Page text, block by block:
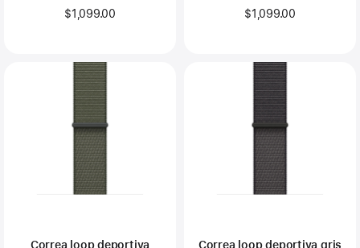
$1,099.00 $1,099.00
Correa loop deportiva
Correa loop deportiva gris